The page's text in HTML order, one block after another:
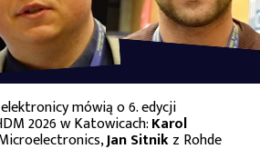
mówią o 6. edycji
2026 w Katowicach:Karol
Jan Sitnikz Rohde